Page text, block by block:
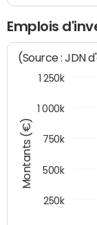
Emplois
Montants (€)
(Source : JDN
250k
500k
750k
1 000k
1 250k